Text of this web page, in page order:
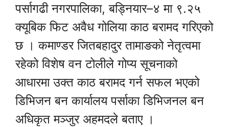
पर्सागढी नगरपालिका, बड्नियार–४ मा ९.२५
क्यूबिक फिट अवैध गोलिया काठ बरामद गरिएको
छ । कमाण्डर जितबहादुर तामाङको नेतृत्वमा
रहेको विशेष वन टोलीले गोप्य सूचनाको
आधारमा उक्त काठ बरामद गर्न सफल भएको
डिभिजन बन कार्यालय पर्साका डिभिजनल बन
अधिकृत मञ्जुर अहमदले बताए ।